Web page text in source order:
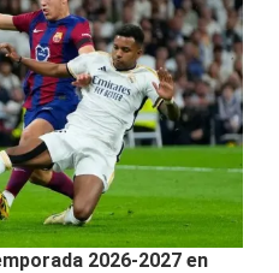
2026-2027 en